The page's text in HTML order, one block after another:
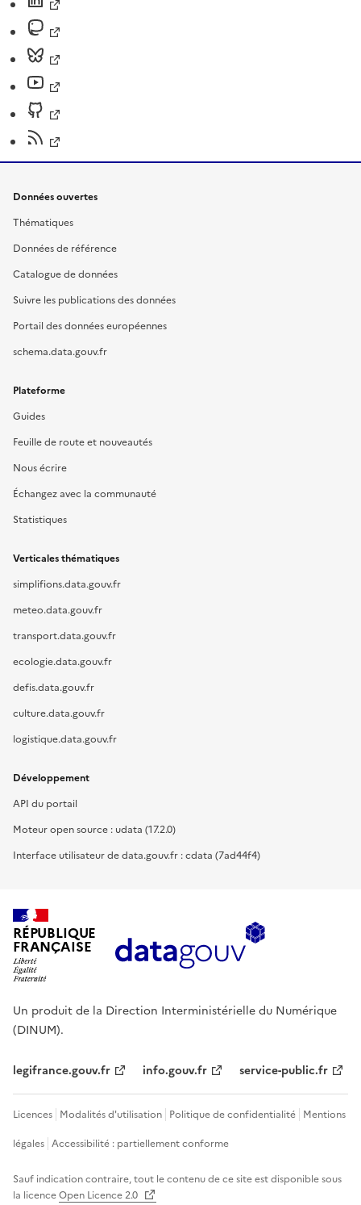
Données ouvertes
Thématiques
Données de référence
Catalogue de données
Suivre les publications des données
Portail des données européennes
schema.data.gouv.fr
Plateforme
Guides
Feuille de route et nouveautés
Nous écrire
Échangez avec la communauté
Statistiques
Verticales thématiques
simplifions.data.gouv.fr
meteo.data.gouv.fr
transport.data.gouv.fr
ecologie.data.gouv.fr
defis.data.gouv.fr
culture.data.gouv.fr
logistique.data.gouv.fr
Développement
API du portail
Moteur open source : udata (17.2.0)
Interface utilisateur de data.gouv.fr : cdata (7ad44f4)
RÉPUBLIQUE
FRANÇAISE
Un produit de la Direction Interministérielle du Numérique
(DINUM).
legifrance.gouv.fr info.gouv.fr service-public.fr
Licences Modalités d'utilisation Politique de confidentialité Mentions
légales Accessibilité : partiellement conforme
Sauf indication contraire, tout le contenu de ce site est disponible sous
la licenceOpen Licence 2.0